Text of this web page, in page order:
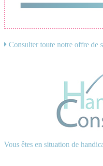
Consulter toute notre offre de
Vous êtes en situation de